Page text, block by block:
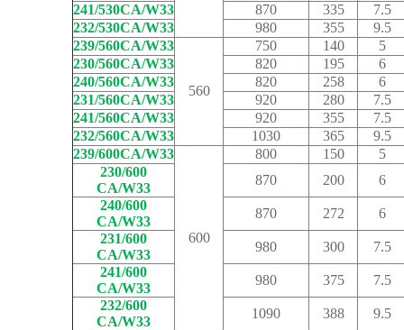
241/530CA/W33
870 335
7.5
232/530CA/W33
980 355
9.5
239/560CA/W33
560
750 140
5
230/560CA/W33
820 195
6
240/560CA/W33
820 258
6
231/560CA/W33
920 280
7.5
241/560CA/W33
920 355
7.5
232/560CA/W33
1030 365
9.5
239/600CA/W33
600
800 150
5
230/600
CA/W33
870 200
6
240/600
CA/W33
870 272
6
231/600
CA/W33
980 300
7.5
241/600
CA/W33
980 375
7.5
232/600
CA/W33
1090 388 9.5